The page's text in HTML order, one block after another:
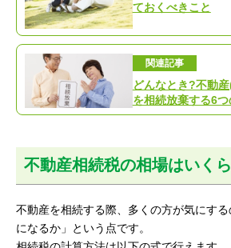
ておくべきこと
関連記事
どんなとき?不動
を相続放棄する6
不動産相続税の相場はいく
不動産を相続する際、多くの方が気にす
になるか」という点です。